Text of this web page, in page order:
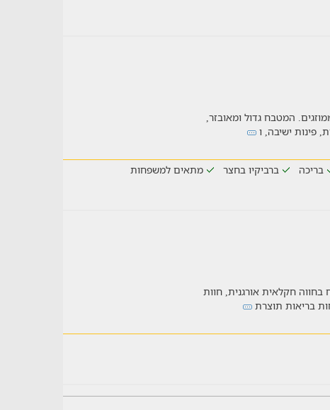
גדולים וממוזגים. המטבח גדול ומאובזר,
פינות ישיבה, ו
בריכה ברביקיו בחצר מתאים למשפחות
בחווה חקלאית אורגנית, חוות
בריאות תוצרת